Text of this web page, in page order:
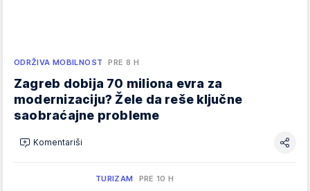
ODRŽIVA MOBILNOST PRE 8 H
Zagreb dobija 70 miliona evra za
modernizaciju? Žele da reše ključne
saobraćajne probleme
Komentariši
TURIZAM PRE 10 H